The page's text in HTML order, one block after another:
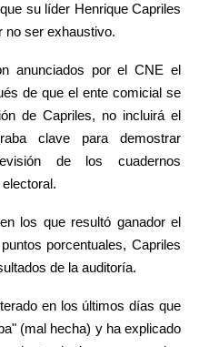
su líder Henrique Capriles
no ser exhaustivo.
anunciados por el CNE el
de que el ente comicial se
de Capriles, no incluirá el
clave para demostrar
de los cuadernos
los que resultó ganador el
porcentuales, Capriles
de la auditoría.
en los últimos días que
(mal hecha) y ha explicado